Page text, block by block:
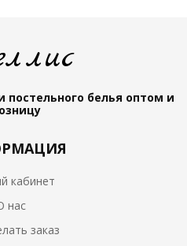
белья оптом и
кабинет
нас
заказ